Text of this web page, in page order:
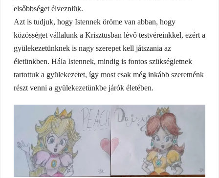
elsőbbséget élvezniük.
Azt is tudjuk, hogy Istennek öröme van abban, hogy
közösséget vállalunk a Krisztusban lévő testvéreinkkel, ezért a
gyülekezetünknek is nagy szerepet kell játszania az
életünkben. Hála Istennek, mindig is fontos szükségletnek
tartottuk a gyülekezetet, így most csak még inkább szeretnénk
részt venni a gyülekezetünkbe járók életében.